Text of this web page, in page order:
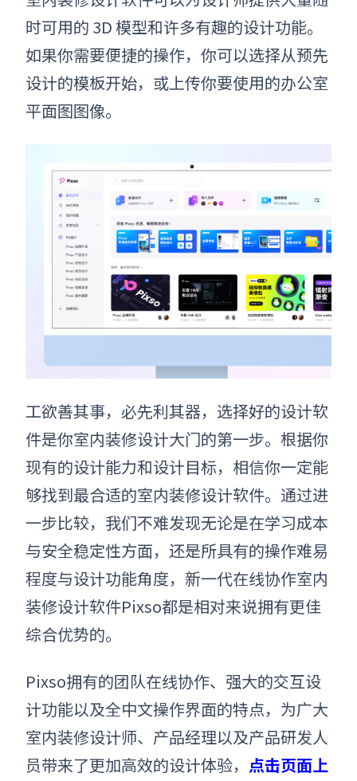
时可用的 3D 模型和许多有趣的设计功能。
如果你需要便捷的操作，你可以选择从预先
设计的模板开始，或上传你要使用的办公室
平面图图像。
工欲善其事，必先利其器， 选择好的设计软
件是你室内装修设计大门的第一步。根据你
现有的设计能力和设计目标，相信你一定能
够找到最合适的室内装修设计软件。 通过进
一步比较，我们不难发现无论是在学习成本
与安全稳定性方面，还是所具有的操作难易
程度与设计功能角度，新一代在线协作室内
装修设计软件Pixso都是相对来说拥有更佳
综合优势的。
Pixso拥有的团队在线协作、强大的交互设
计功能以及全中文操作界面的特点，为广大
室内装修设计师、产品经理以及产品研发人
员带来了更加高效的设计体验， 点击页面上